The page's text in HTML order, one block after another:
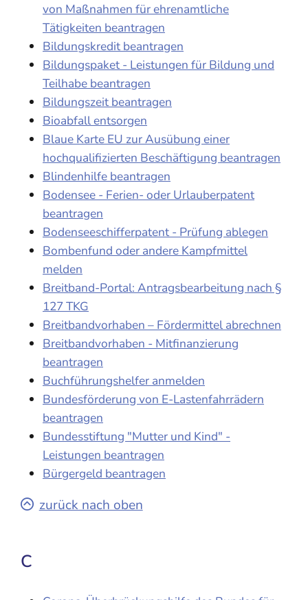
von Maßnahmen für ehrenamtliche
Tätigkeiten beantragen
Bildungskredit beantragen
Bildungspaket - Leistungen für Bildung und
Teilhabe beantragen
Bildungszeit beantragen
Bioabfall entsorgen
Blaue Karte EU zur Ausübung einer
hochqualifizierten Beschäftigung beantragen
Blindenhilfe beantragen
Bodensee - Ferien- oder Urlauberpatent
beantragen
Bodenseeschifferpatent - Prüfung ablegen
Bombenfund oder andere Kampfmittel
melden
Breitband-Portal: Antragsbearbeitung nach §
127 TKG
Breitbandvorhaben – Fördermittel abrechnen
Breitbandvorhaben - Mitfinanzierung
beantragen
Buchführungshelfer anmelden
Bundesförderung von E-Lastenfahrrädern
beantragen
Bundesstiftung "Mutter und Kind" -
Leistungen beantragen
Bürgergeld beantragen
zurück nach oben
C